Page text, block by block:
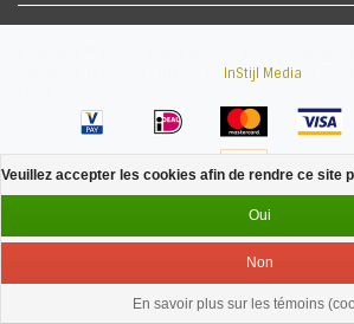
InStijl Media
Menu Se
Veuillez accepter les cookies afin de rendre ce site
Oui
Non
En savoir plus sur les témoins